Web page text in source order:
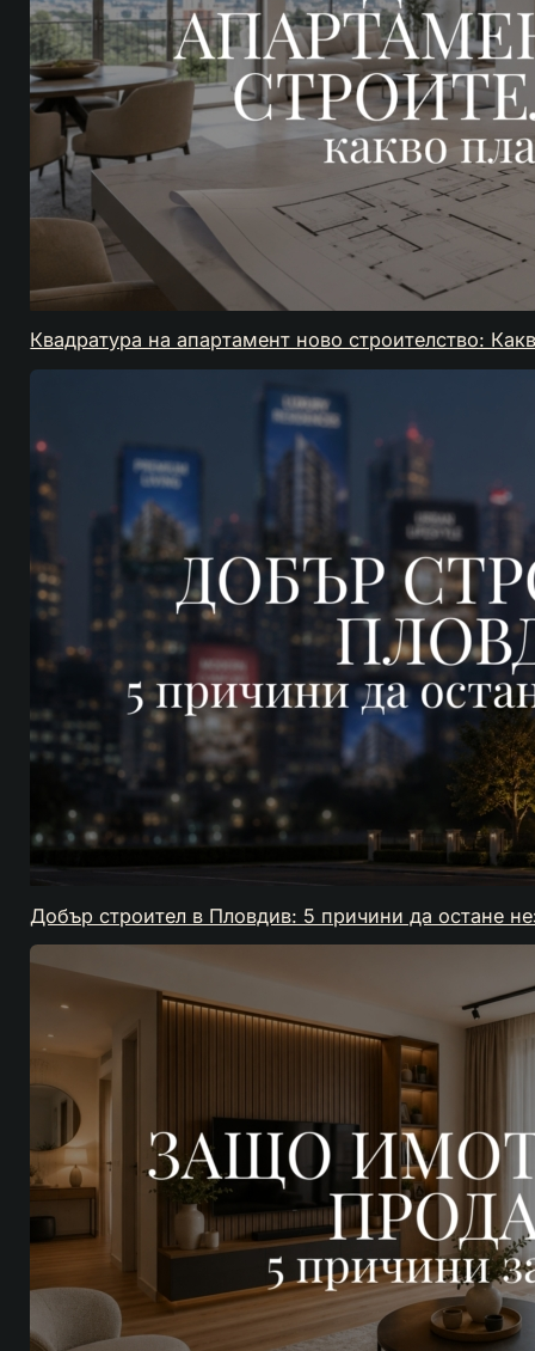
Квадратура на апартамент ново строителство:
Добър строител в Пловдив: 5 причини да остане